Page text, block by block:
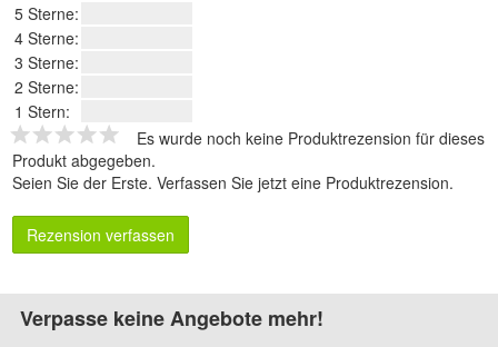
5 Sterne:
4 Sterne:
3 Sterne:
2 Sterne:
1 Stern:
Es wurde noch keine Produktrezension für dieses
Produkt abgegeben.
Seien Sie der Erste. Verfassen Sie jetzt eine Produktrezension.
Rezension verfassen
Verpasse keine Angebote mehr!